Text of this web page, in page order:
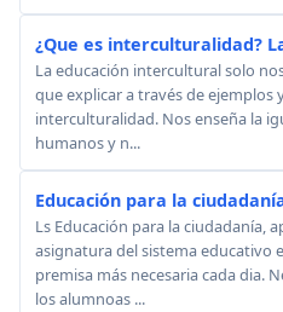
¿Que es interculturalidad?
La educación intercultural solo
que explicar a través de ejemplos
interculturalidad. Nos enseña la
humanos y n...
Educación para la
Ls Educación para la ciudadanía,
asignatura del sistema educativo
premisa más necesaria cada dia.
los alumnoas ...